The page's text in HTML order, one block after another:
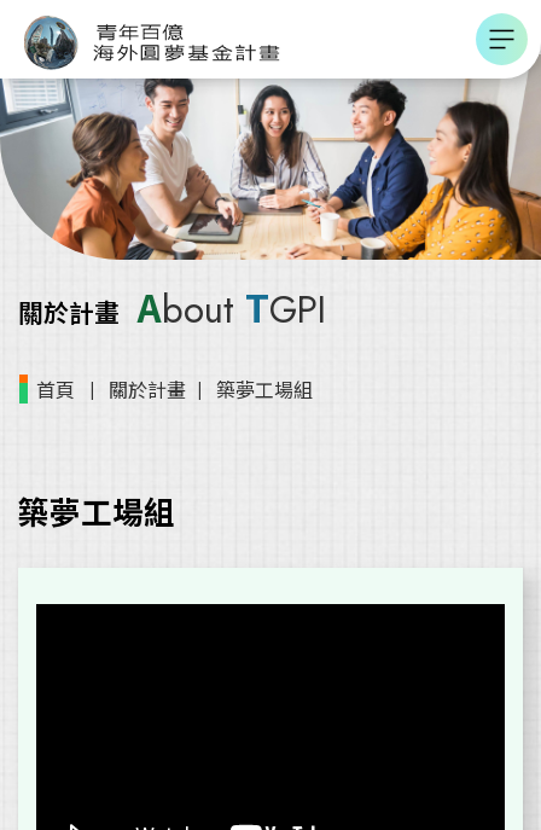
跳到主要內容區
青年百億海外圓夢基金計畫
關於計畫 About TGPI
首頁 關於計畫 築夢工場組
築夢工場組